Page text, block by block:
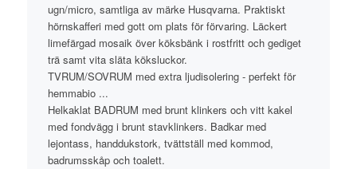
ugn/micro, samtliga av märke Husqvarna. Praktiskt
hörnskafferi med gott om plats för förvaring. Läckert
limefärgad mosaik över köksbänk i rostfritt och gediget
trä samt vita släta köksluckor.
TVRUM/SOVRUM med extra ljudisolering - perfekt för
hemmabio ...
Helkaklat BADRUM med brunt klinkers och vitt kakel
med fondvägg i brunt stavklinkers. Badkar med
lejontass, handdukstork, tvättställ med kommod,
badrumsskåp och toalett.